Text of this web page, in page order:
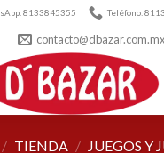
8133845355 Teléfono:
contacto@dbazar.com.mx
/ TIENDA / JUEGOS Y